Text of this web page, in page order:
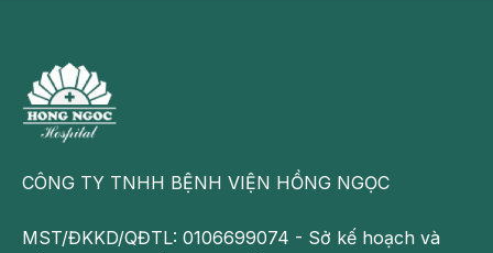
CÔNG TY TNHH BỆNH VIỆN HỒNG NGỌC
MST/ĐKKD/QĐTL: 0106699074 - Sở kế hoạch và